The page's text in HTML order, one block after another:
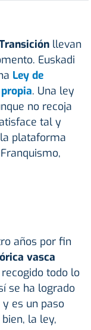
llevan
Euskadi
Ley de
. Una ley
no recoja
tal y
plataforma
años por fin
vasca
todo lo
se ha logrado
es un paso
la ley,